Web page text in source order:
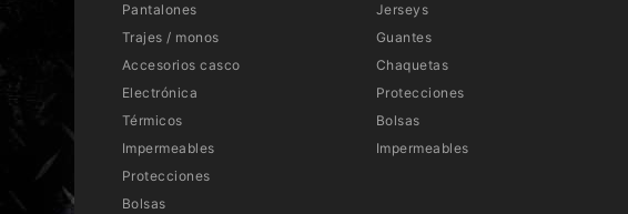
Pantalones
Trajes / monos
Accesorios casco
Electrónica
Térmicos
Impermeables
Protecciones
Bolsas
Jerseys
Guantes
Chaquetas
Protecciones
Bolsas
Impermeables